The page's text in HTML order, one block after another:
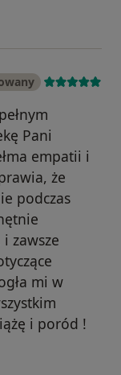
Pani
empatii i
że
podczas
zawsze
mi w
i poród !